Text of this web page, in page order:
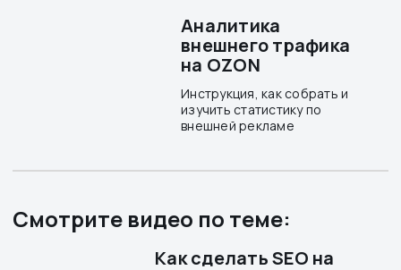
Аналитика
внешнего трафика
на OZON
Инструкция, как собрать и
изучить статистику по
внешней рекламе
Смотрите видео по теме:
Как сделать SEO на